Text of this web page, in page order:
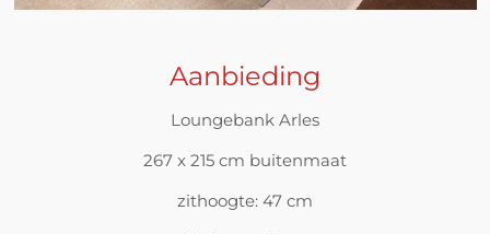
Aanbieding
Loungebank Arles
267 x 215 cm buitenmaat
zithoogte: 47 cm